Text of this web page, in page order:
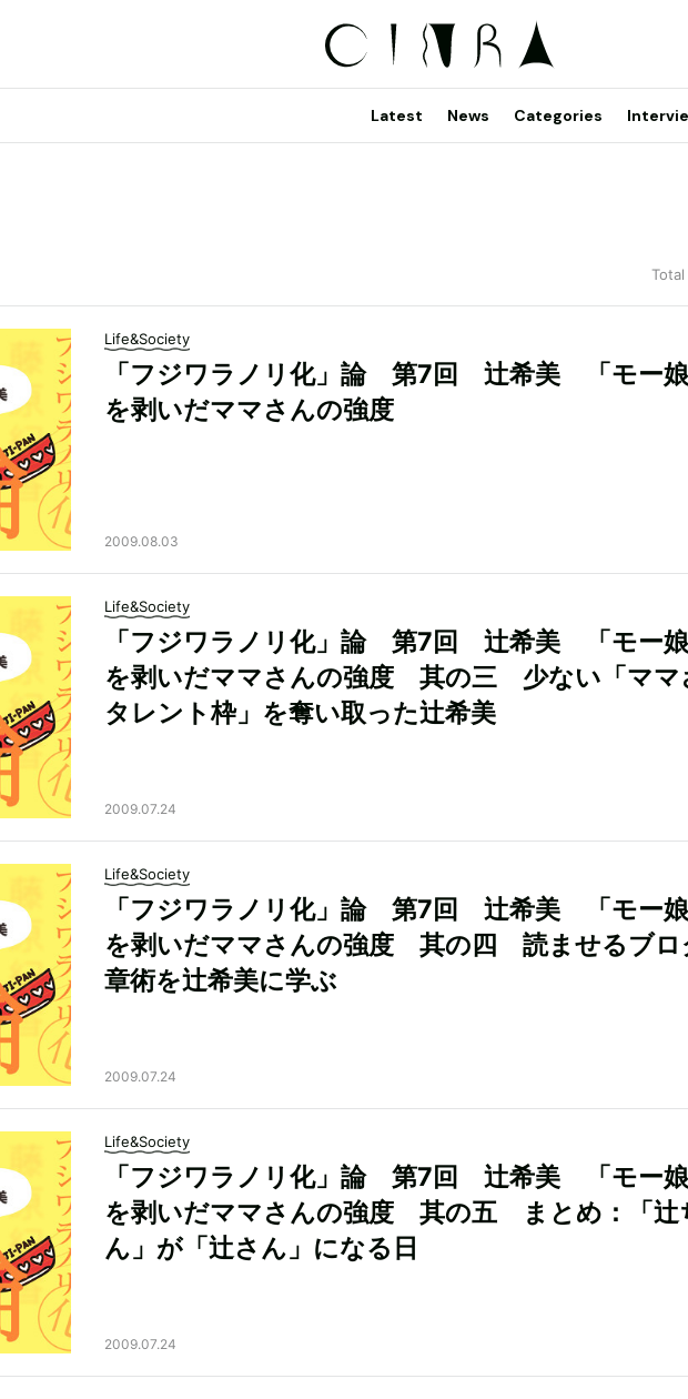
Latest News Categories
Life&Society
「フジワラノリ化」論 第7回 辻希美 「モー娘
を剥いだママさんの強度
2009.08.03
Life&Society
「フジワラノリ化」論 第7回 辻希美 「モー娘
を剥いだママさんの強度 其の三 少ない「ママ
タレント枠」を奪い取った辻希美
2009.07.24
Life&Society
「フジワラノリ化」論 第7回 辻希美 「モー娘
を剥いだママさんの強度 其の四 読ませるブロ
章術を辻希美に学ぶ
2009.07.24
Life&Society
「フジワラノリ化」論 第7回 辻希美 「モー娘
を剥いだママさんの強度 其の五 まとめ：「辻
ん」が「辻さん」になる日
2009.07.24